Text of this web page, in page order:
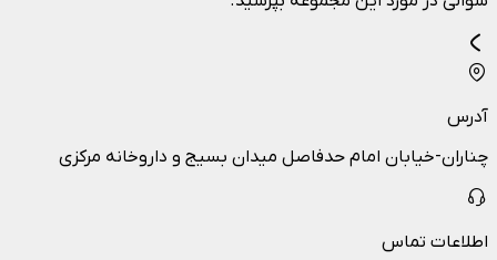
آدرس
چناران-خیابان امام حدفاصل میدان بسیج و داروخانه مرکزی
اطلاعات تماس